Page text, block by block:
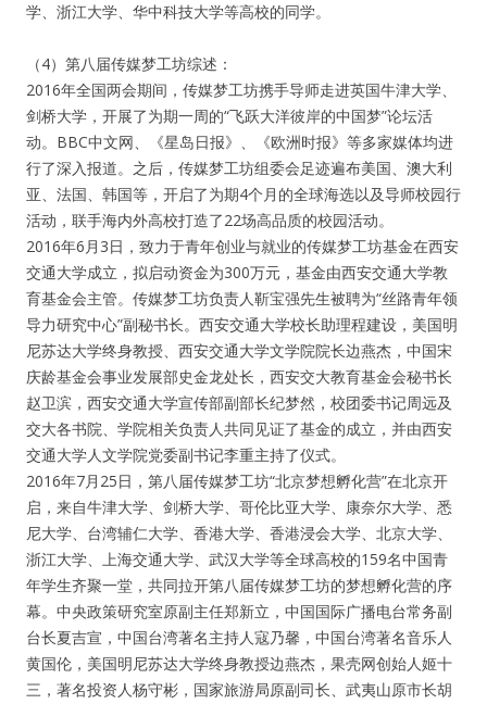
学、浙江大学、华中科技大学等高校的同学。
（4）第八届传媒梦工坊综述：
2016年全国两会期间，传媒梦工坊携手导师走进英国牛津大学、
剑桥大学，开展了为期一周的“飞跃大洋彼岸的中国梦”论坛活
动。BBC中文网、《星岛日报》、《欧洲时报》等多家媒体均进
行了深入报道。之后，传媒梦工坊组委会足迹遍布美国、澳大利
亚、法国、韩国等，开启了为期4个月的全球海选以及导师校园行
活动，联手海内外高校打造了22场高品质的校园活动。
2016年6月3日，致力于青年创业与就业的传媒梦工坊基金在西安
交通大学成立，拟启动资金为300万元，基金由西安交通大学教
育基金会主管。传媒梦工坊负责人靳宝强先生被聘为“丝路青年领
导力研究中心”副秘书长。西安交通大学校长助理程建设，美国明
尼苏达大学终身教授、西安交通大学文学院院长边燕杰，中国宋
庆龄基金会事业发展部史金龙处长，西安交大教育基金会秘书长
赵卫滨，西安交通大学宣传部副部长纪梦然，校团委书记周远及
交大各书院、学院相关负责人共同见证了基金的成立，并由西安
交通大学人文学院党委副书记李重主持了仪式。
2016年7月25日，第八届传媒梦工坊“北京梦想孵化营”在北京开
启，来自牛津大学、剑桥大学、哥伦比亚大学、康奈尔大学、悉
尼大学、台湾辅仁大学、香港大学、香港浸会大学、北京大学、
浙江大学、上海交通大学、武汉大学等全球高校的159名中国青
年学生齐聚一堂，共同拉开第八届传媒梦工坊的梦想孵化营的序
幕。中央政策研究室原副主任郑新立，中国国际广播电台常务副
台长夏吉宣，中国台湾著名主持人寇乃馨，中国台湾著名音乐人
黄国伦，美国明尼苏达大学终身教授边燕杰，果壳网创始人姬十
三，著名投资人杨守彬，国家旅游局原副司长、武夷山原市长胡